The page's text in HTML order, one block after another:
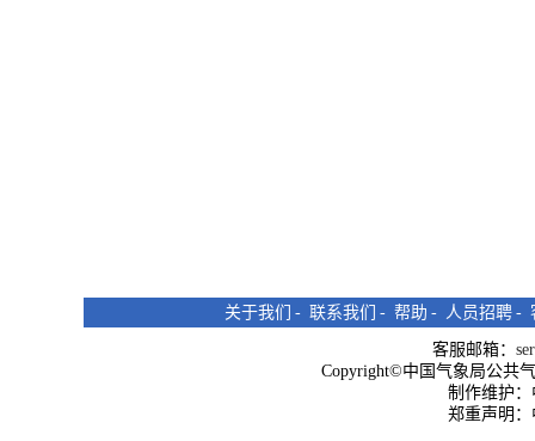
关于我们 - 联系我们 - 帮助 - 人员招聘 -
客服邮箱：
Copyright©中国气象局公共
制作维护
郑重声明